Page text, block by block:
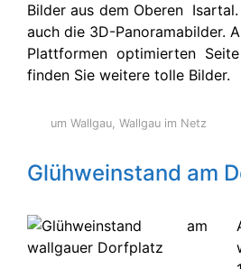
Bilder aus dem Oberen
auch die 3D-Panoramabilder.
Plattformen optimierten Seite
finden Sie weitere tolle Bilder.
um Wallgau, Wallgau im Netz
Glühweinstand am